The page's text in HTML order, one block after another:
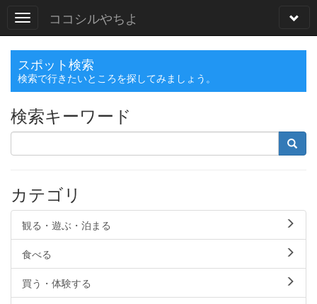
ココシルやちよ
スポット検索
検索で行きたいところを探してみましょう。
検索キーワード
カテゴリ
観る・遊ぶ・泊まる
食べる
買う・体験する